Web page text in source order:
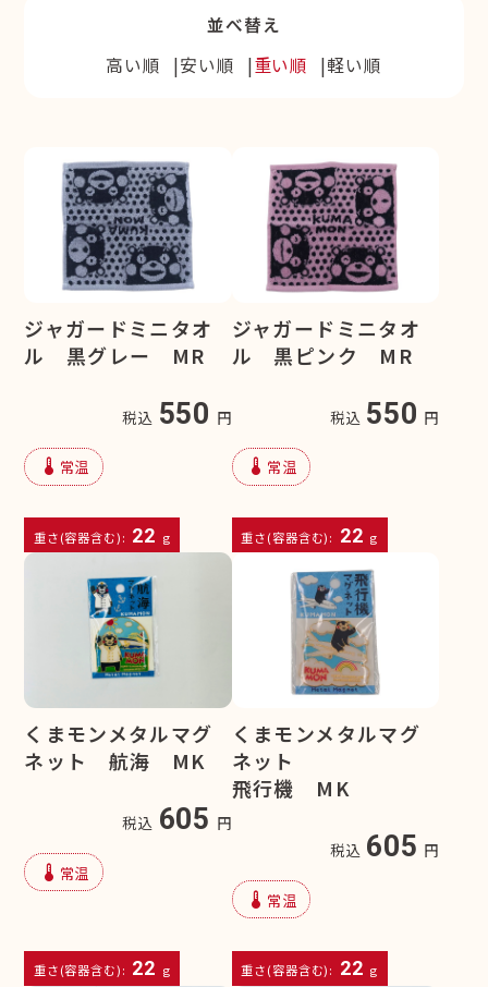
並べ替え
高い順
安い順 重い順 軽い順
ジャガードミニタオ
ル 黒グレー MR
税込 550 円
device_thermostat 常温
重さ(容器含む): 22 g
ジャガードミニタオ
ル 黒ピンク MR
税込 550 円
device_thermostat 常温
重さ(容器含む): 22 g
くまモンメタルマグ
ネット 航海 MK
税込 605 円
device_thermostat 常温
重さ(容器含む): 22 g
くまモンメタルマグ
ネット
飛行機 MK
税込 605 円
device_thermostat 常温
重さ(容器含む): 22 g